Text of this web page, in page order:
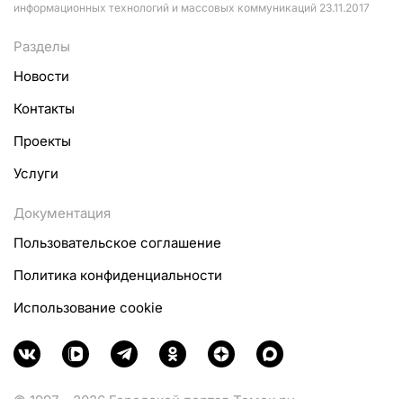
информационных технологий и массовых коммуникаций 23.11.2017
Разделы
Новости
Контакты
Проекты
Услуги
Документация
Пользовательское соглашение
Политика конфиденциальности
Использование cookie